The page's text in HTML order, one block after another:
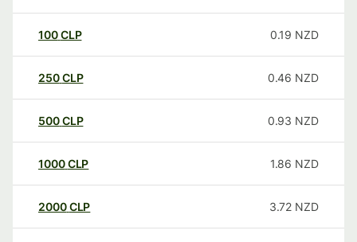
100CLP 0.19 NZD
250CLP 0.46 NZD
500CLP 0.93 NZD
1000CLP 1.86 NZD
2000CLP 3.72 NZD